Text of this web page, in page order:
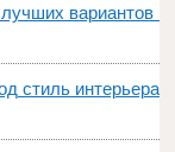
вариантов и
стиль интерьера: